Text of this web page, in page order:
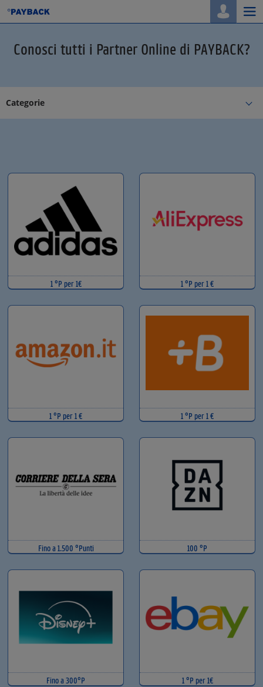
Conosci tutti i Partner Online di PAYBACK?
Categorie
1 °P per 1€ 1 °P per 1 €
1 °P per 1 € 1 °P per 1 €
Fino a 1.500 °Punti 100 °P
Fino a 300°P 1 °P per 1€